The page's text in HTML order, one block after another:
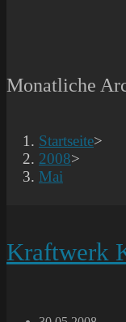
Monatliche
Startseite>
2008>
Mai
Kraftwerk